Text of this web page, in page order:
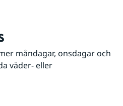
måndagar, onsdagar och
väder- eller